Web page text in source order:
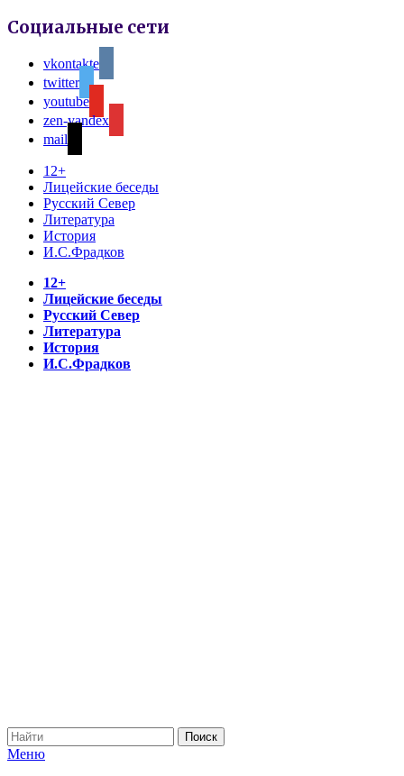
Социальные сети
vkontakte
twitter
youtube
zen-yandex
mail
12+
Лицейские беседы
Русский Север
Литература
История
И.С.Фрадков
12+
Лицейские беседы
Русский Север
Литература
История
И.С.Фрадков
Меню